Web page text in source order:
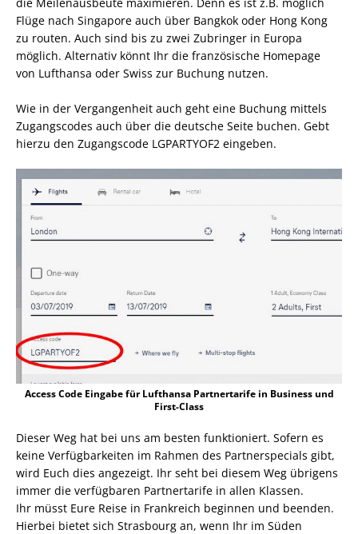
Flüge nach Singapore auch über Bangkok oder Hong Kong
zu routen. Auch sind bis zu zwei Zubringer in Europa
möglich. Alternativ könnt Ihr die französische Homepage
von Lufthansa oder Swiss zur Buchung nutzen.
Wie in der Vergangenheit auch geht eine Buchung mittels
Zugangscodes auch über die deutsche Seite buchen. Gebt
hierzu den Zugangscode LGPARTYOF2 eingeben.
Access Code Eingabe für Lufthansa Partnertarife in Business und
First-Class
Dieser Weg hat bei uns am besten funktioniert. Sofern es
keine Verfügbarkeiten im Rahmen des Partnerspecials gibt,
wird Euch dies angezeigt. Ihr seht bei diesem Weg übrigens
immer die verfügbaren Partnertarife in allen Klassen.
Ihr müsst Eure Reise in Frankreich beginnen und beenden.
Hierbei bietet sich Strasbourg an, wenn Ihr im Süden